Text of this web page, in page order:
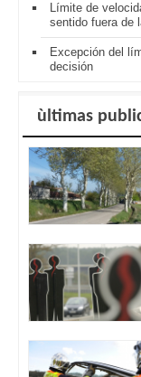
Límite de
sentido fuera de
Excepción del
decisión
ùltimas